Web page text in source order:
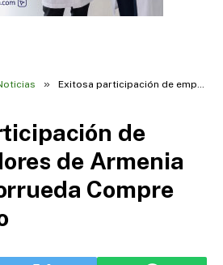
» Exitosa participación de emprendedores de Armenia en la macrorrueda Compre Colombiano
de
de Armenia
Compre